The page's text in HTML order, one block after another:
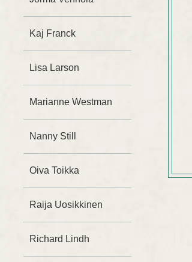
Kaj Franck
Lisa Larson
Marianne Westman
Nanny Still
Oiva Toikka
Raija Uosikkinen
Richard Lindh